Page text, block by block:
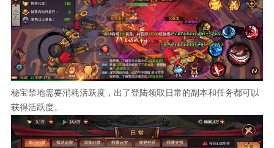
秘宝禁地需要消耗活跃度，出了登陆领取日常的副本和任务都可以
获得活跃度。